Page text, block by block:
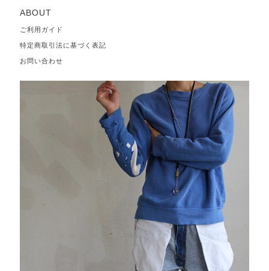
ABOUT
ご利用ガイド
特定商取引法に基づく表記
お問い合わせ